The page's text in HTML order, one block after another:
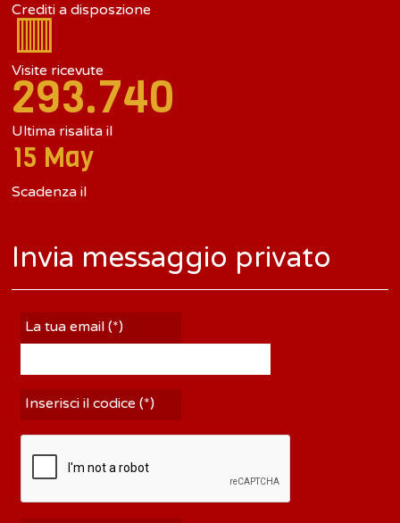
Crediti a disposzione
🟥
Visite ricevute
293.740
Ultima risalita il
15 May
Scadenza il
Invia messaggio privato
La tua email (*)
Inserisci il codice (*)